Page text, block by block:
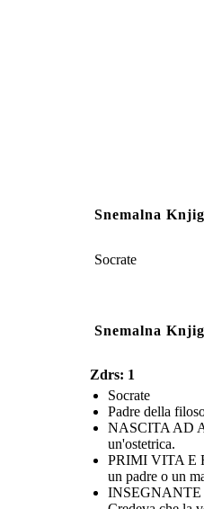
Snemalna
Socrate
Snemalna
Zdrs: 1
Socrate
Padre della
NASCITA AD
un'ostetrica.
PRIMI VITA E
un padre o un
INSEGNANTE